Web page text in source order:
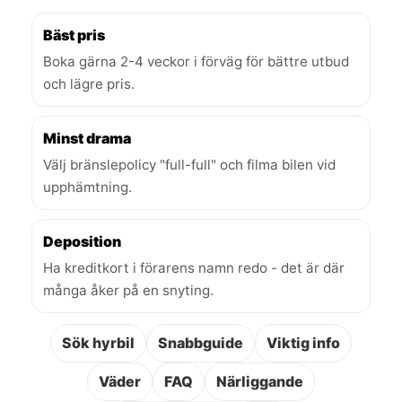
Bäst pris
Boka gärna 2-4 veckor i förväg för bättre utbud
och lägre pris.
Minst drama
Välj bränslepolicy "full-full" och filma bilen vid
upphämtning.
Deposition
Ha kreditkort i förarens namn redo - det är där
många åker på en snyting.
Sök hyrbil Snabbguide Viktig info
Väder FAQ Närliggande